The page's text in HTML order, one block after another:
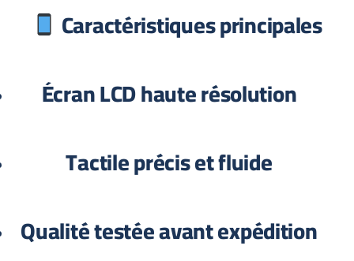
Caractéristiques principales
Écran LCD haute résolution
Tactile précis et fluide
Qualité testée avant expédition